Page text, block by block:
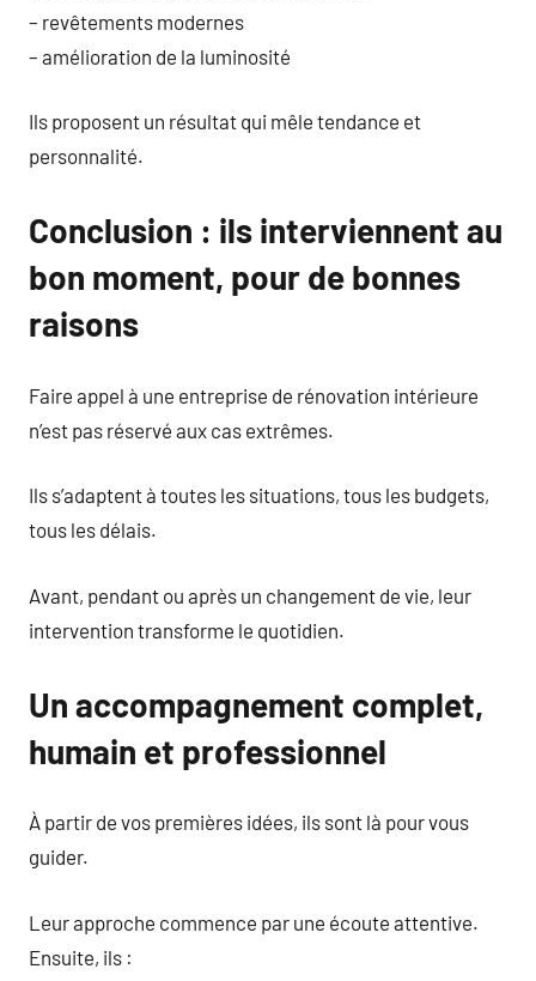
– revêtements modernes
– amélioration de la luminosité
Ils proposent un résultat qui mêle tendance et
personnalité.
Conclusion : ils interviennent au
bon moment, pour de bonnes
raisons
Faire appel à une entreprise de rénovation intérieure
n’est pas réservé aux cas extrêmes.
Ils s’adaptent à toutes les situations, tous les budgets,
tous les délais.
Avant, pendant ou après un changement de vie, leur
intervention transforme le quotidien.
Un accompagnement complet,
humain et professionnel
À partir de vos premières idées, ils sont là pour vous
guider.
Leur approche commence par une écoute attentive.
Ensuite, ils :